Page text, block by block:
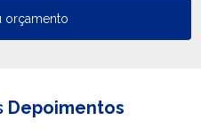
orçamento
Depoimentos